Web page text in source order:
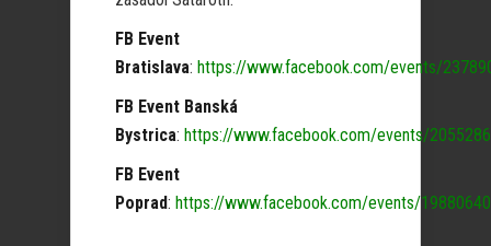
FB Event
Bratislava: https://www.facebook.com/events/
FB Event Banská
Bystrica: https://www.facebook.com/events/
FB Event
Poprad: https://www.facebook.com/events/